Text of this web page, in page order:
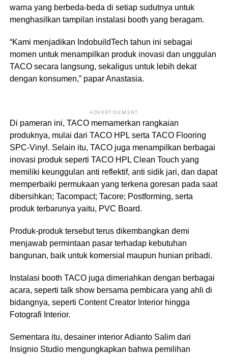
warna yang berbeda-beda di setiap sudutnya untuk
menghasilkan tampilan instalasi booth yang beragam.
“Kami menjadikan IndobuildTech tahun ini sebagai
momen untuk menampilkan produk inovasi dan unggulan
TACO secara langsung, sekaligus untuk lebih dekat
dengan konsumen,” papar Anastasia.
ADVERTISEMENT
Di pameran ini, TACO memamerkan rangkaian
produknya, mulai dari TACO HPL serta TACO Flooring
SPC-Vinyl. Selain itu, TACO juga menampilkan berbagai
inovasi produk seperti TACO HPL Clean Touch yang
memiliki keunggulan anti reflektif, anti sidik jari, dan dapat
memperbaiki permukaan yang terkena goresan pada saat
dibersihkan; Tacompact; Tacore; Postforming, serta
produk terbarunya yaitu, PVC Board.
Produk-produk tersebut terus dikembangkan demi
menjawab permintaan pasar terhadap kebutuhan
bangunan, baik untuk komersial maupun hunian pribadi.
Instalasi booth TACO juga dimeriahkan dengan berbagai
acara, seperti talk show bersama pembicara yang ahli di
bidangnya, seperti Content Creator Interior hingga
Fotografi Interior.
Sementara itu, desainer interior Adianto Salim dari
Insignio Studio mengungkapkan bahwa pemilihan